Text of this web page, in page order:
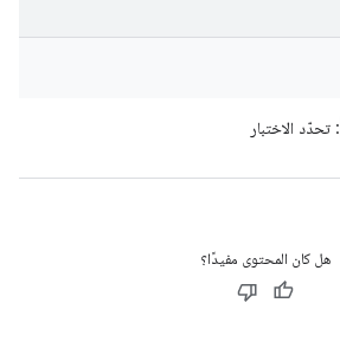
: تحدّد الاختبار
هل كان المحتوى مفيدًا؟